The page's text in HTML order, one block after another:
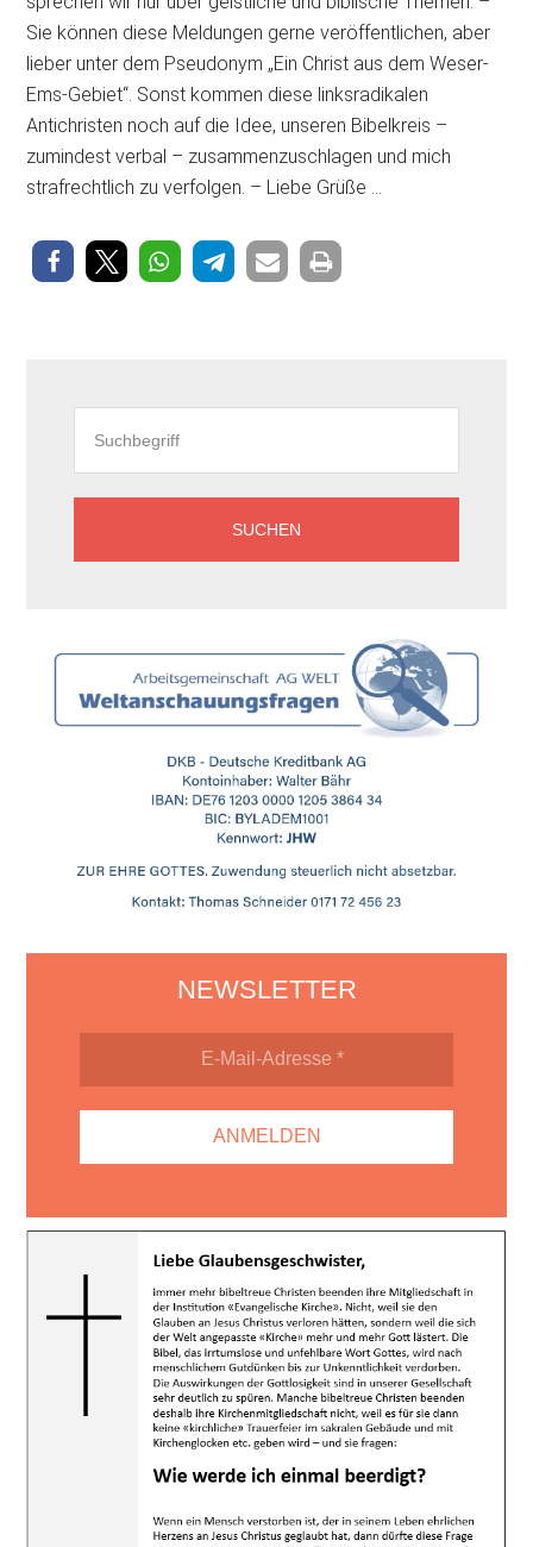
Sie können diese Meldungen gerne veröffentlichen, aber
lieber unter dem Pseudonym „Ein Christ aus dem Weser-
Ems-Gebiet“. Sonst kommen diese linksradikalen
Antichristen noch auf die Idee, unseren Bibelkreis –
zumindest verbal – zusammenzuschlagen und mich
strafrechtlich zu verfolgen. – Liebe Grüße …
NEWSLETTER